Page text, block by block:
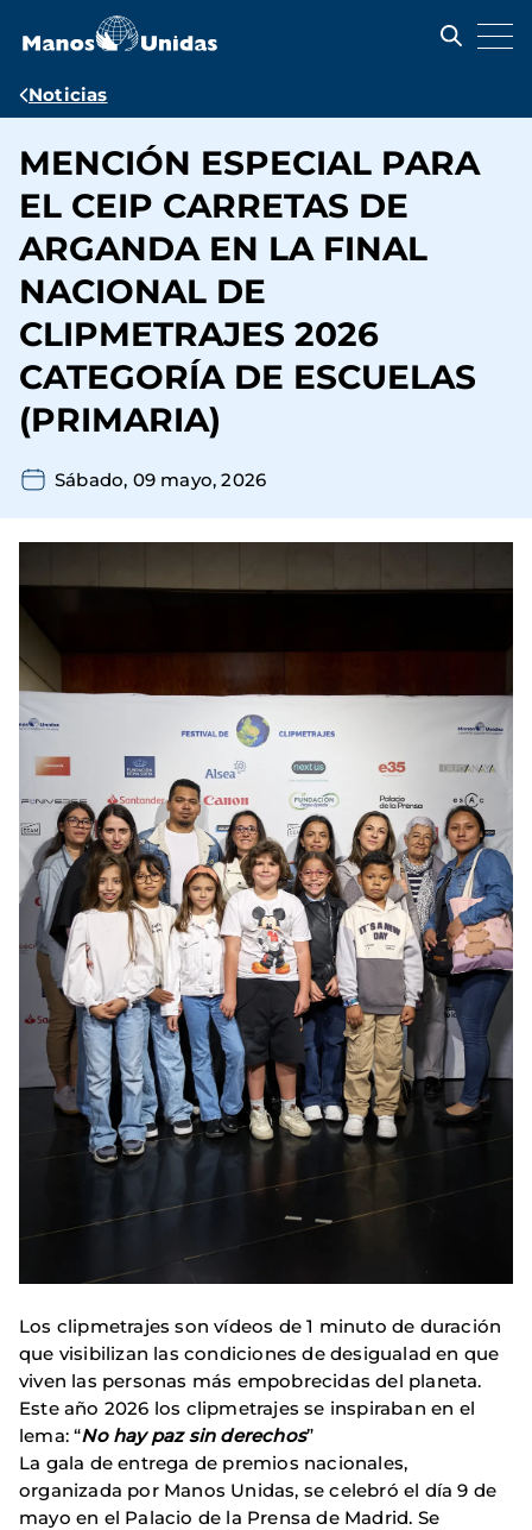
contenido
Ruta
navegación
Noticias
MENCIÓN ESPECIAL PARA
EL CEIP CARRETAS DE
ARGANDA EN LA FINAL
NACIONAL DE
CLIPMETRAJES 2026
CATEGORÍA DE ESCUELAS
(PRIMARIA)
Sábado, 09 mayo, 2026
Los clipmetrajes son vídeos de 1 minuto de duración
que visibilizan las condiciones de desigualad en que
viven las personas más empobrecidas del planeta.
Este año 2026 los clipmetrajes se inspiraban en el
lema: “No hay paz sin derechos”
La gala de entrega de premios nacionales,
organizada por Manos Unidas, se celebró el día 9 de
mayo en el Palacio de la Prensa de Madrid. Se